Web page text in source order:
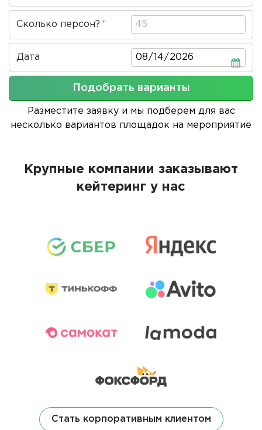
проведения
Сколько персон?
Дата Дата
Подобрать варианты
Разместите заявку и мы подберем для вас
несколько вариантов площадок на мероприятие
Крупные компании заказывают
кейтеринг у нас
Стать корпоративным клиентом